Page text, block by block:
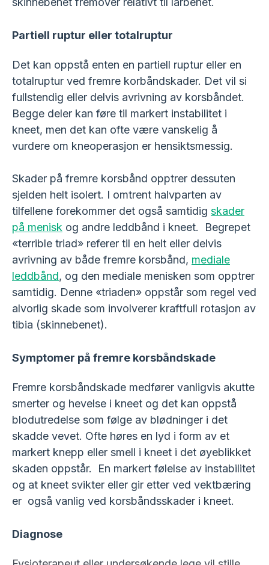
Partiell ruptur eller totalruptur
Det kan oppstå enten en partiell ruptur eller en
totalruptur ved fremre korbåndskader. Det vil si
fullstendig eller delvis avrivning av korsbåndet.
Begge deler kan føre til markert instabilitet i
kneet, men det kan ofte være vanskelig å
vurdere om kneoperasjon er hensiktsmessig.
Skader på fremre korsbånd opptrer dessuten
sjelden helt isolert. I omtrent halvparten av
tilfellene forekommer det også samtidig skader
på menisk og andre leddbånd i kneet. Begrepet
«terrible triad» referer til en helt eller delvis
avrivning av både fremre korsbånd, mediale
leddbånd, og den mediale menisken som opptrer
samtidig. Denne «triaden» oppstår som regel ved
alvorlig skade som involverer kraftfull rotasjon av
tibia (skinnebenet).
Symptomer på fremre korsbåndskade
Fremre korsbåndskade medfører vanligvis akutte
smerter og hevelse i kneet og det kan oppstå
blodutredelse som følge av blødninger i det
skadde vevet. Ofte høres en lyd i form av et
markert knepp eller smell i kneet i det øyeblikket
skaden oppstår. En markert følelse av instabilitet
og at kneet svikter eller gir etter ved vektbæring
er også vanlig ved korsbåndsskader i kneet.
Diagnose